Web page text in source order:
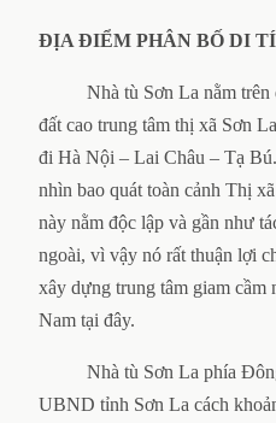
ĐỊA ĐIỂM PHÂN BỐ DI
Nhà tù Sơn La nằm trên
đất cao trung tâm thị xã Sơn
đi Hà Nội – Lai Châu – Tạ
nhìn bao quát toàn cảnh Thị
này nằm độc lập và gần như
ngoài, vì vậy nó rất thuận lợi
xây dựng trung tâm giam
Nam tại đây.
Nhà tù Sơn La phía Đông
UBND tỉnh Sơn La cách